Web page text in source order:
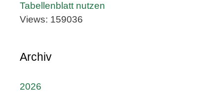
Tabellenblatt nutzen
Views: 159036
Archiv
2026